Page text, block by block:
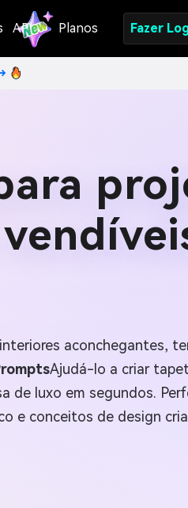
API Planos Fazer
aconchegantes,
Ajudá-lo a criar
de luxo em segundos.
e conceitos de design